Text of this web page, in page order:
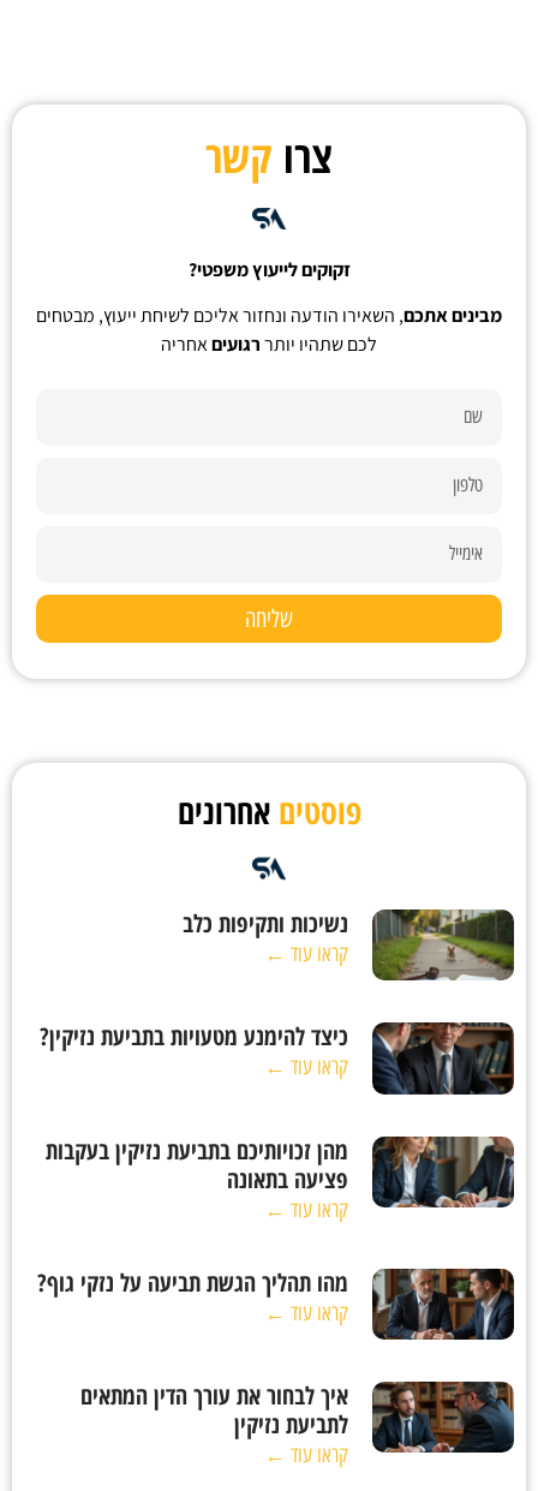
צרו קשר
זקוקים לייעוץ משפטי?
מבינים אתכם, השאירו הודעה ונחזור אליכם לשיחת ייעוץ, מבטחים
לכם שתהיו יותררגועיםאחריה
שליחה
פוסטים אחרונים
נשיכות ותקיפות כלב
קראו עוד ←
כיצד להימנע מטעויות בתביעת נזיקין?
קראו עוד ←
מהן זכויותיכם בתביעת נזיקין בעקבות
פציעה בתאונה
קראו עוד ←
מהו תהליך הגשת תביעה על נזקי גוף?
קראו עוד ←
איך לבחור את עורך הדין המתאים
לתביעת נזיקין
קראו עוד ←